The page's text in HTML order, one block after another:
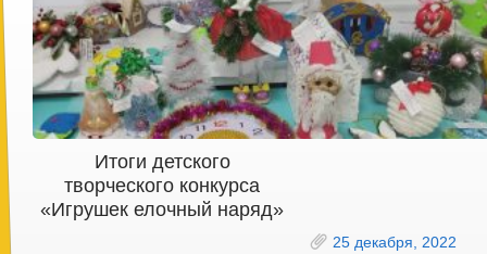
Итоги детского
творческого конкурса
«Игрушек елочный наряд»
25 декабря, 2022